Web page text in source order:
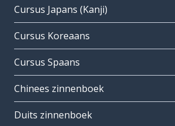
Cursus Japans (Kanji)
Cursus Koreaans
Cursus Spaans
Chinees zinnenboek
Duits zinnenboek